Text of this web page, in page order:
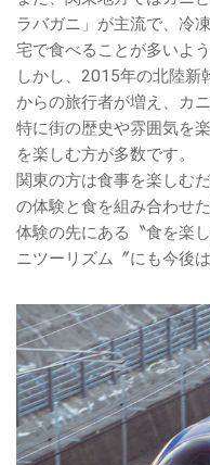
ラバガニ」が主流で、冷
宅で食べることが多いよう
しかし、2015年の北陸新
からの旅行者が増え、カ
特に街の歴史や雰囲気を
を楽しむ方が多数です。
関東の方は食事を楽しむ
の体験と食を組み合わせ
体験の先にある〝食を楽
ニツーリズム〞にも今後